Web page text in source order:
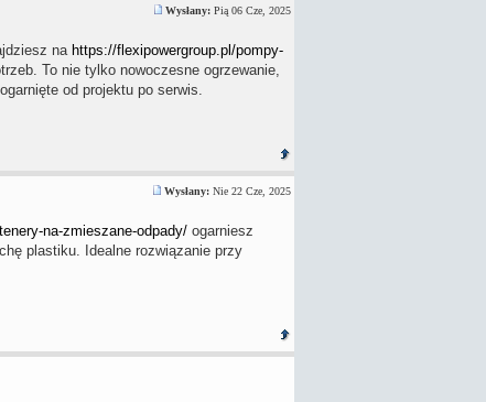
Wysłany:Pią 06 Cze, 2025
na https://flexipowergroup.pl/pompy-
To nie tylko nowoczesne ogrzewanie,
od projektu po serwis.
Wysłany:Nie 22 Cze, 2025
na-zmieszane-odpady/ogarniesz
plastiku. Idealne rozwiązanie przy